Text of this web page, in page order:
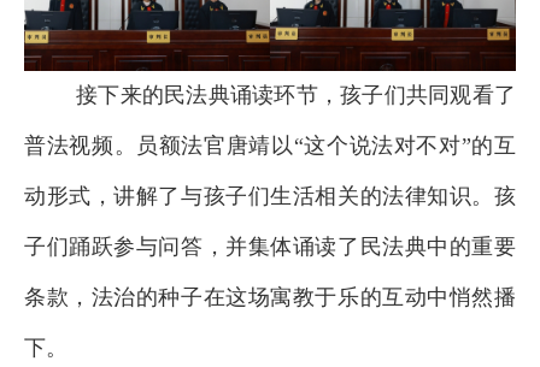
接下来的民法典诵读环节，孩子们共同观看了
普法视频。员额法官唐靖以“这个说法对不对”的互
动形式，讲解了与孩子们生活相关的法律知识。孩
子们踊跃参与问答，并集体诵读了民法典中的重要
条款，法治的种子在这场寓教于乐的互动中悄然播
下。